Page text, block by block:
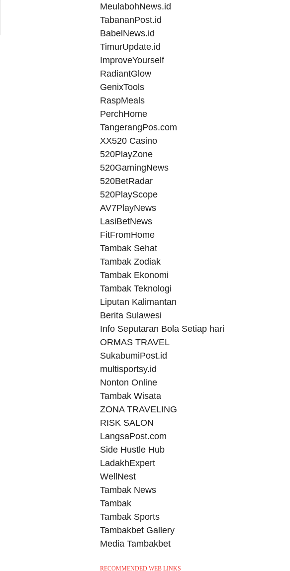
MeulabohNews.id
TabananPost.id
BabelNews.id
TimurUpdate.id
ImproveYourself
RadiantGlow
GenixTools
RaspMeals
PerchHome
TangerangPos.com
XX520 Casino
520PlayZone
520GamingNews
520BetRadar
520PlayScope
AV7PlayNews
LasiBetNews
FitFromHome
Tambak Sehat
Tambak Zodiak
Tambak Ekonomi
Tambak Teknologi
Liputan Kalimantan
Berita Sulawesi
Info Seputaran Bola Setiap hari
ORMAS TRAVEL
SukabumiPost.id
multisportsy.id
Nonton Online
Tambak Wisata
ZONA TRAVELING
RISK SALON
LangsaPost.com
Side Hustle Hub
LadakhExpert
WellNest
Tambak News
Tambak
Tambak Sports
Tambakbet Gallery
Media Tambakbet
RECOMMENDED WEB LINKS